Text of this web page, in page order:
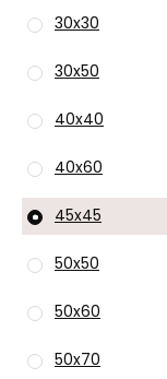
30x30
30x50
40x40
40x60
45x45
50x50
50x60
50x70